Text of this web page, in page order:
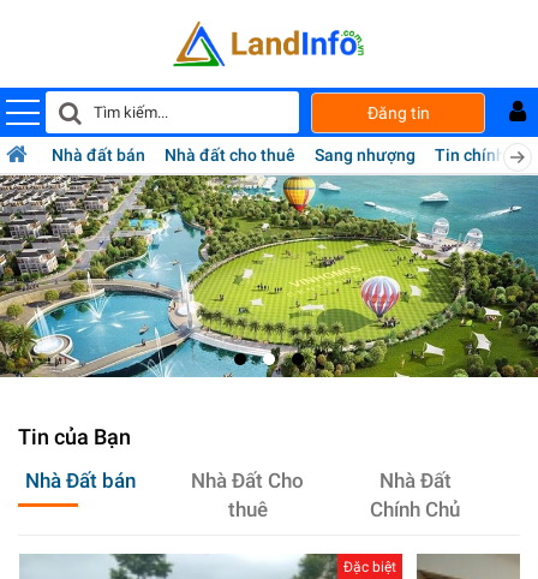
Mua
bán
đất
Landinfo.com.vn
Đăng tin
Nhà đất bán Nhà đất cho thuê Sang nhượng Tin chính chủ
Tin của Bạn
Nhà Đất bán
Nhà Đất Cho
thuê
Nhà Đất
Chính Chủ
Đặc biệt